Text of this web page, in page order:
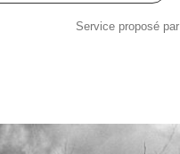
Service proposé par